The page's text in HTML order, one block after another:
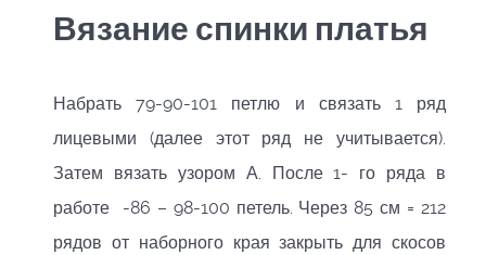
Вязание спинки платья
Набрать 79-90-101 петлю и связать 1 ряд
лицевыми (далее этот ряд не учитывается).
Затем вязать узором А. После 1- го ряда в
работе -86 – 98-100 петель. Через 85 см = 212
рядов от наборного края закрыть для скосов